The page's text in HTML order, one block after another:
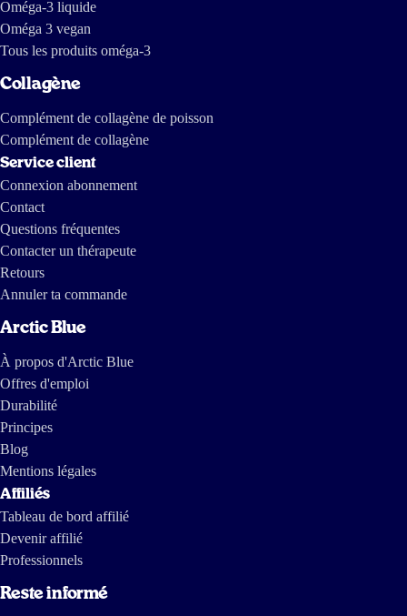
Het kind vond de smaak van Omega in olievorm lekker. We
supplementeren Omega van Arctic Blue nu bijna zes maanden met het hele
gezin en ik kan nu een weloverwogen oordeel geven. Echt aanrader.
Kinderen geven aan dit een fijn product te vinden👍
Ik bestel regelmatig 2 flessen kinder visolie. Volgende dag in huis netjes
ingepakt. Een betrouwbare web winkel dus.
I van Drunen
De smaak van de olie valt wat tegen. Mijn kinderen vinden het niet lekker
en toen ik het een keer proefde snapte ik wel waarom. Maar als je het door
wat fruityoghurt of een smoothie mengt, is het goed te doen. Ik denk dat
Wel merk ik, vooral aan onze oudste dochter, dat haar concentratie is
Oméga-3 liquide
Oméga 3 vegan
Tous les produits oméga-3
Collagène
Complément de collagène de poisson
Complément de collagène
Service client
Connexion abonnement
Contact
Questions fréquentes
Contacter un thérapeute
Retours
Annuler ta commande
Arctic Blue
À propos d'Arctic Blue
Offres d'emploi
Durabilité
Principes
Blog
Mentions légales
Affiliés
Tableau de bord affilié
Devenir affilié
Professionnels
Reste informé